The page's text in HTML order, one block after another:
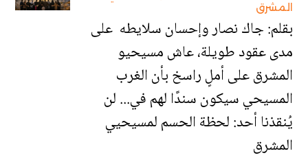
المشرق
بقلم: جاك نصار وإحسان سلايطه على
مدى عقود طويلة، عاش مسيحيو
المشرق على أملٍ راسخ بأن الغرب
المسيحي سيكون سندًا لهم في... لن
يُنقذنا أحد: لحظة الحسم لمسيحيي
المشرق